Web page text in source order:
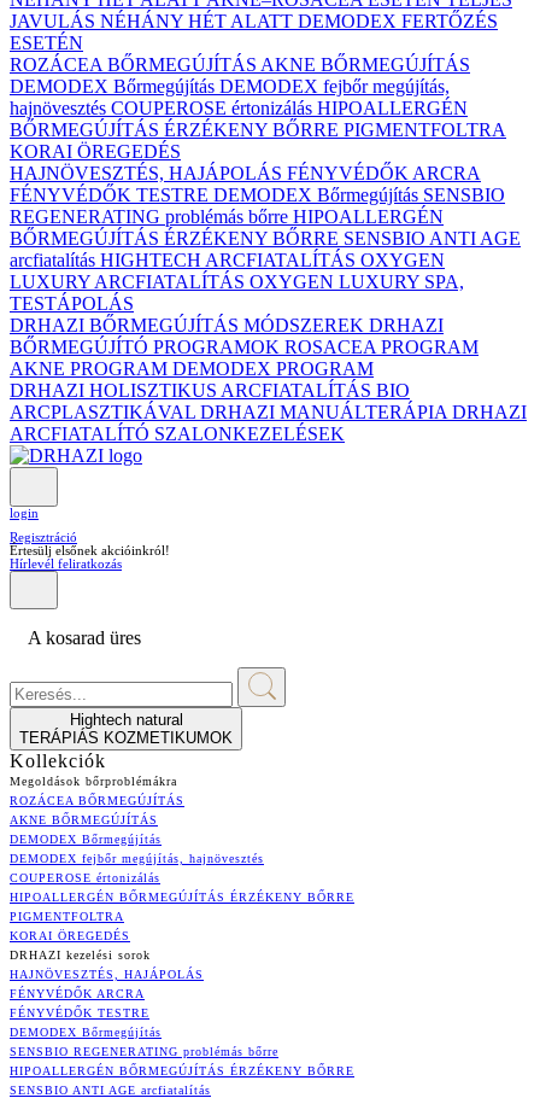
JAVULÁS NÉHÁNY HÉT ALATT DEMODEX FERTŐZÉS
ESETÉN
ROZÁCEA BŐRMEGÚJÍTÁS AKNE BŐRMEGÚJÍTÁS
DEMODEX Bőrmegújítás DEMODEX fejbőr megújítás,
hajnövesztés COUPEROSE értonizálás HIPOALLERGÉN
BŐRMEGÚJÍTÁS ÉRZÉKENY BŐRRE PIGMENTFOLTRA
KORAI ÖREGEDÉS
HAJNÖVESZTÉS, HAJÁPOLÁS FÉNYVÉDŐK ARCRA
FÉNYVÉDŐK TESTRE DEMODEX Bőrmegújítás SENSBIO
REGENERATING problémás bőrre HIPOALLERGÉN
BŐRMEGÚJÍTÁS ÉRZÉKENY BŐRRE SENSBIO ANTI AGE
arcfiatalítás HIGHTECH ARCFIATALÍTÁS OXYGEN
LUXURY ARCFIATALÍTÁS OXYGEN LUXURY SPA,
TESTÁPOLÁS
DRHAZI BŐRMEGÚJÍTÁS MÓDSZEREK DRHAZI
BŐRMEGÚJÍTÓ PROGRAMOK ROSACEA PROGRAM
AKNE PROGRAM DEMODEX PROGRAM
DRHAZI HOLISZTIKUS ARCFIATALÍTÁS BIO
ARCPLASZTIKÁVAL DRHAZI MANUÁLTERÁPIA DRHAZI
ARCFIATALÍTÓ SZALONKEZELÉSEK
login
Regisztráció
Értesülj elsőnek akcióinkról!
Hírlevél feliratkozás
A kosarad üres
Hightech natural
TERÁPIÁS KOZMETIKUMOK
Kollekciók
Megoldások bőrproblémákra
ROZÁCEA BŐRMEGÚJÍTÁS
AKNE BŐRMEGÚJÍTÁS
DEMODEX Bőrmegújítás
DEMODEX fejbőr megújítás, hajnövesztés
COUPEROSE értonizálás
HIPOALLERGÉN BŐRMEGÚJÍTÁS ÉRZÉKENY BŐRRE
PIGMENTFOLTRA
KORAI ÖREGEDÉS
DRHAZI kezelési sorok
HAJNÖVESZTÉS, HAJÁPOLÁS
FÉNYVÉDŐK ARCRA
FÉNYVÉDŐK TESTRE
DEMODEX Bőrmegújítás
SENSBIO REGENERATING problémás bőrre
HIPOALLERGÉN BŐRMEGÚJÍTÁS ÉRZÉKENY BŐRRE
SENSBIO ANTI AGE arcfiatalítás